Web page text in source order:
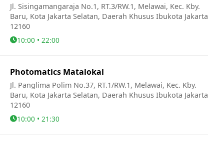
Jl. Sisingamangaraja No.1, RT.3/RW.1, Melawai, Kec. Kby.
Baru, Kota Jakarta Selatan, Daerah Khusus Ibukota Jakarta
12160
10:00 • 22:00
Photomatics Matalokal
Jl. Panglima Polim No.37, RT.1/RW.1, Melawai, Kec. Kby.
Baru, Kota Jakarta Selatan, Daerah Khusus Ibukota Jakarta
12160
10:00 • 21:30